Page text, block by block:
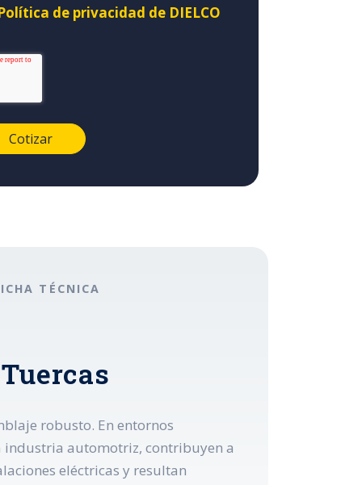
de privacidad de DIELCO
TÉCNICA
robusto. En entornos
industria automotriz, contribuyen a
eléctricas y resultan